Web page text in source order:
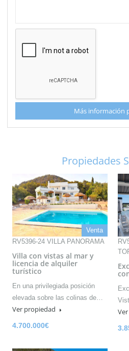
Más información
Propiedades
Venta
RV5396-24 VILLA PANORAMA
Villa con vistas al mar y
licencia de alquiler
turístico
En una privilegiada posición
elevada sobre las colinas de…
Ver propiedad
4.700.000€